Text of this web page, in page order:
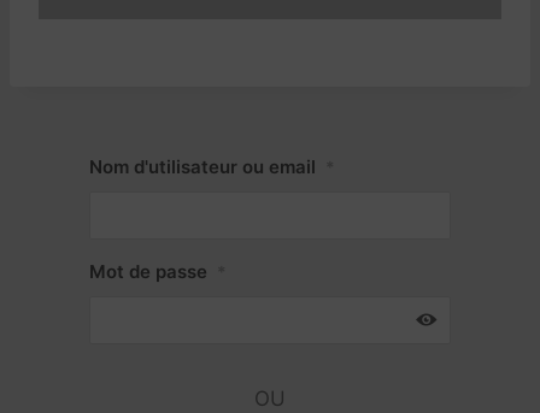
Nom d'utilisateur ou email
Mot de passe
OU